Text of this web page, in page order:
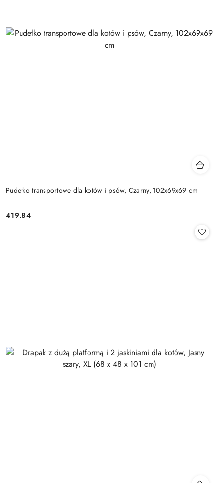
Pudełko transportowe dla kotów i psów, Czarny, 102x69x69 cm
Cena:
419.84